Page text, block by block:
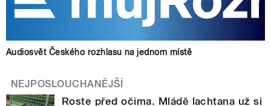
Audiosvět Českého rozhlasu na jednom místě
NEJPOSLOUCHANĚJŠÍ
Roste před očima. Mládě lachtana už si